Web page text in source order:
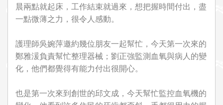
晨兩點就起床，工作結束就過來，想把握時間付出，盡
一點微薄之力，很令人感動。
護理師吳婉萍邀約幾位朋友一起幫忙，今天第一次來的
鄭雅湲負責幫忙整理器械；劉正強監測血氧與病人的變
化，他們都覺得有能力付出很開心。
也是第一次來到創世的邱文成，今天幫忙監控血氧機的